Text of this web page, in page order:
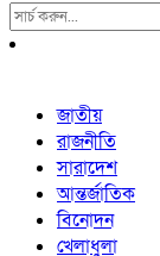
Search
For:
জাতীয়
রাজনীতি
সারাদেশ
আন্তর্জাতিক
বিনোদন
খেলাধুলা